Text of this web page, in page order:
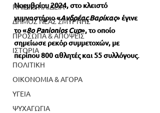
ΠΑΙΔΙ & ΠΑΙΔΕΙΑ
ΔΗΜΟΣ ΝΕΑΣ ΣΜΥΡΝΗΣ
ΠΡΟΣΩΠΑ & ΑΠΟΨΕΙΣ
ΙΣΤΟΡΙΑ
ΠΟΛΙΤΙΚΗ
ΟΙΚΟΝΟΜΙΑ & ΑΓΟΡΑ
ΥΓΕΙΑ
ΨΥΧΑΓΩΓΙΑ
Νοεμβρίου 2024, στο κλειστό
γυμναστήριο «Ανδρέας Βαρίκας» έγινε
το «8ο Panionios Cup», το οποίο
σημείωσε ρεκόρ συμμετοχών, με
περίπου 800 αθλητές και 55 συλλόγους.